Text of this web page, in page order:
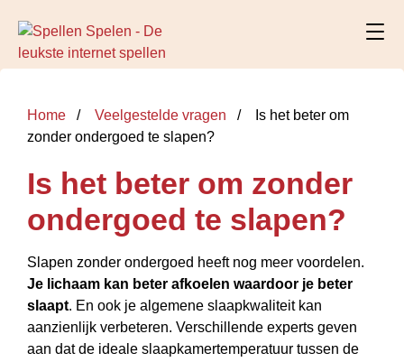
Home Veelgestelde vragen
Is het beter om
zonder ondergoed te slapen?
Is het beter om zonder
ondergoed te slapen?
Slapen zonder ondergoed heeft nog meer voordelen.
Je lichaam kan beter afkoelen waardoor je beter
slaapt. En ook je algemene slaapkwaliteit kan
aanzienlijk verbeteren. Verschillende experts geven
aan dat de ideale slaapkamertemperatuur tussen de